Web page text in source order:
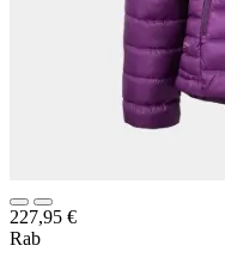
227,95 €
Rab